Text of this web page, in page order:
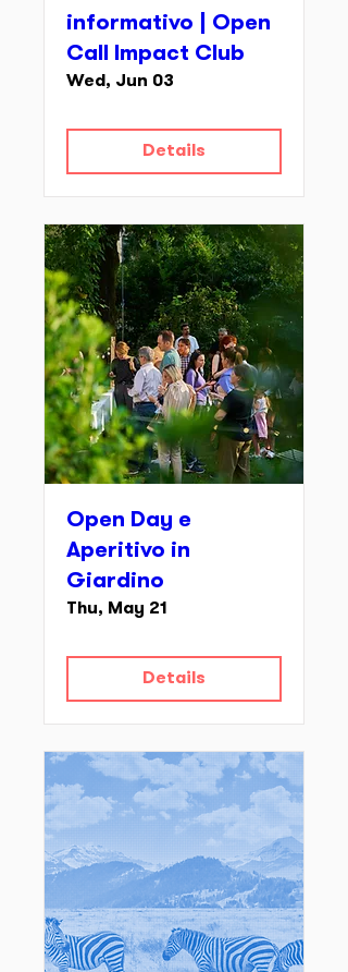
informativo | Open
Call Impact Club
Wed, Jun 03
Details
Open Day e
Aperitivo in
Giardino
Thu, May 21
Details